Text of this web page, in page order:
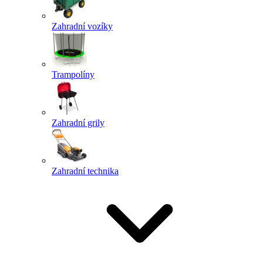
Zahradní vozíky
Trampolíny
Zahradní grily
Zahradní technika